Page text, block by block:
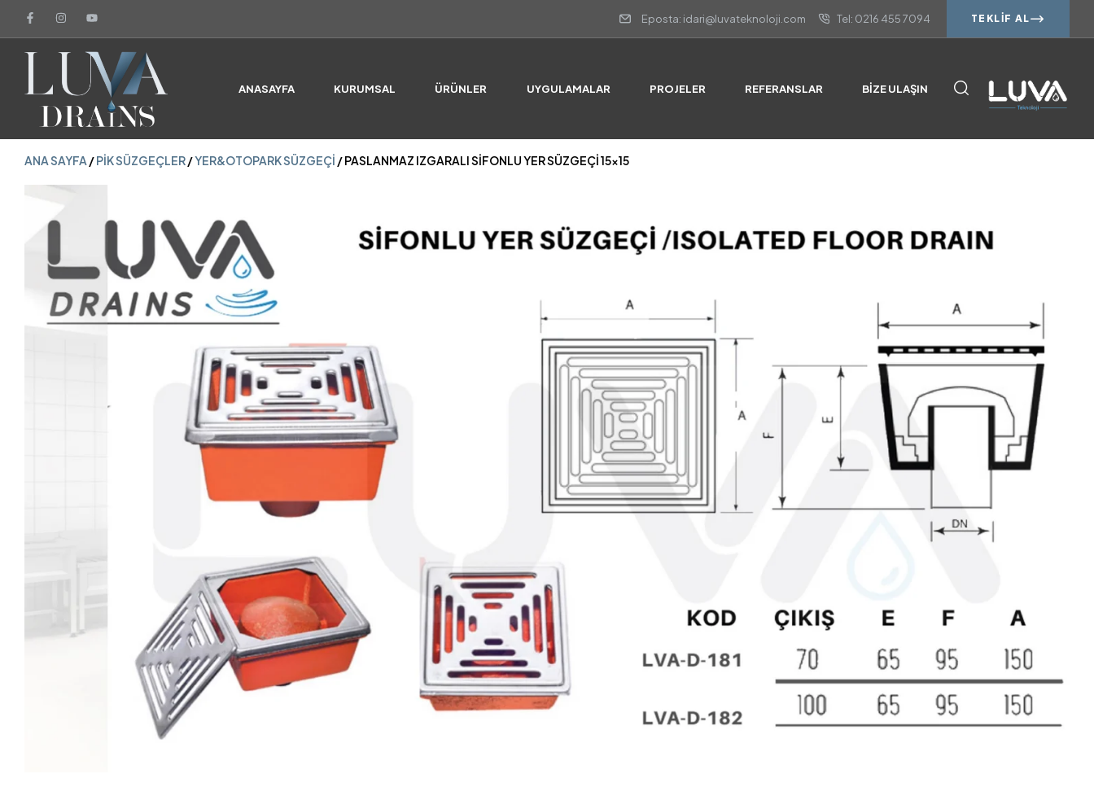
Eposta: idari@luvateknoloji.com Tel: 0216 455 7094 TEKLIF AL
ANASAYFA KURUMSAL ÜRÜNLER UYGULAMALAR PROJELER REFERANSLAR BIZE ULAŞIN
ANA SAYFA/PIK SÜZGEÇLER/YER&OTOPARK SÜZGEÇI/ PASLANMAZ IZGARALI SİFONLU YER SÜZGEÇİ 15×15
ANA SAYFA /PIK SÜZGEÇLER/YER&OTOPARK SÜZGEÇI / PASLANMAZ IZGARALI SİFONLU YER SÜZGEÇİ 15×15